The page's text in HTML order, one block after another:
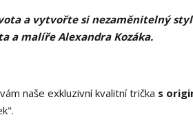
a vytvořte si nezaměnitelný styl
a malíře Alexandra Kozáka.
naše exkluzivní kvalitní trička s